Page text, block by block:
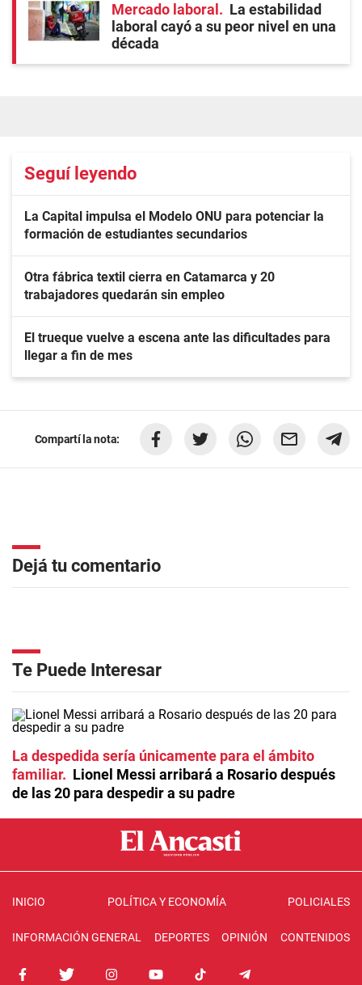
Mercado laboral
La estabilidad
laboral cayó a su peor nivel en una
década
Seguí leyendo
La Capital impulsa el Modelo ONU para potenciar la
formación de estudiantes secundarios
Otra fábrica textil cierra en Catamarca y 20
trabajadores quedarán sin empleo
El trueque vuelve a escena ante las dificultades para
llegar a fin de mes
Compartí la nota:
Dejá tu comentario
Te Puede Interesar
La despedida sería únicamente para el ámbito
familiar
Lionel Messi arribará a Rosario después
de las 20 para despedir a su padre
INICIO POLÍTICA Y ECONOMÍA POLICIALES
INFORMACIÓN GENERAL DEPORTES OPINIÓN CONTENIDOS